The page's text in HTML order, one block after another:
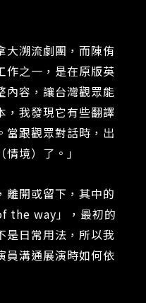
大溯流劇團，而陳侑
作之一，是在原版英
內容，讓台灣觀眾能
，我發現它有些翻譯
當跟觀眾對話時，出
境）了。」
離開或留下，其中的
the way」，最初的
是日常用法，所以我
員溝通展演時如何依